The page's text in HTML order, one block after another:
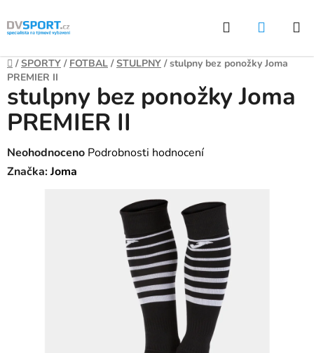
Přejít
na
Hledat
Domů
/ SPORTY / FOTBAL / STULPNY / stulpny bez ponožky Joma
PREMIER II
stulpny bez ponožky Joma
PREMIER II
Průměrné
hodnocení
Neohodnoceno Podrobnosti hodnocení
Značka:Joma